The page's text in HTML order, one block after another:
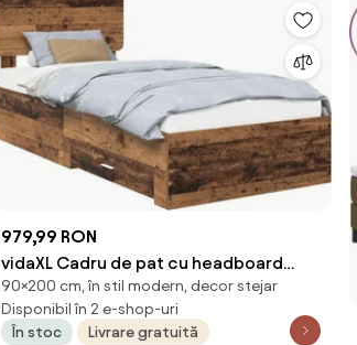
979,99 RON
vidaXL Cadru de pat cu headboard
Lemn vechi 90 x 200 cm Lemn
compozit
90×200 cm, în stil modern, decor stejar
Disponibil în 2 e-shop-uri
În stoc
Livrare gratuită